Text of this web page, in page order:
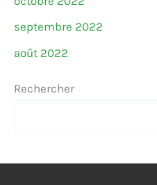
septembre 2022
août 2022
Rechercher